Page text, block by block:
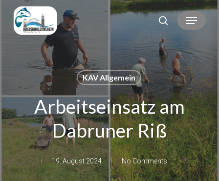
Skip
main
search
Menu
KAV Allgemein
Arbeitseinsatz am
Dabruner Riß
19. August 2024 No Comments